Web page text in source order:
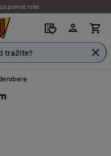
povrat robe
garancije